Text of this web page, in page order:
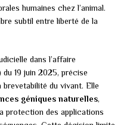
humaines chez l’animal.
subtil entre liberté de la
dans l’affaire
19 juin 2025, précise
du vivant. Elle
géniques naturelles,
protection des applications